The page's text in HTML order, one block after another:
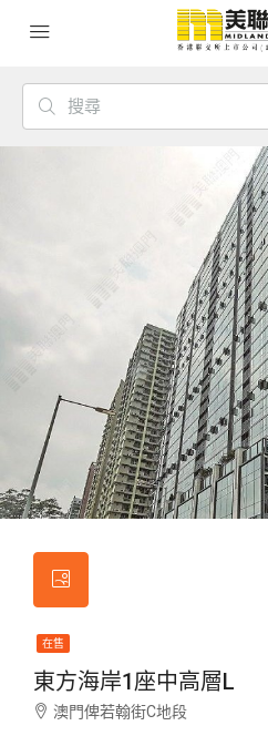
在售
東方海岸1座中高層L
澳門俾若翰街C地段